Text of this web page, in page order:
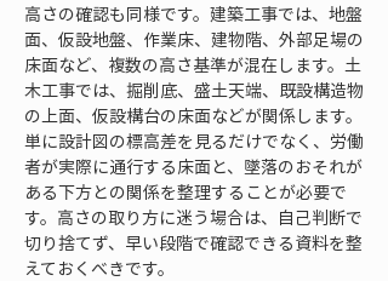
高さの確認も同様です。建築工事では、地盤
面、仮設地盤、作業床、建物階、外部足場の
床面など、複数の高さ基準が混在します。土
木工事では、掘削底、盛土天端、既設構造物
の上面、仮設構台の床面などが関係します。
単に設計図の標高差を見るだけでなく、労働
者が実際に通行する床面と、墜落のおそれが
ある下方との関係を整理することが必要で
す。高さの取り方に迷う場合は、自己判断で
切り捨てず、早い段階で確認できる資料を整
えておくべきです。